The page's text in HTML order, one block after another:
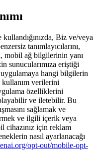
Biz ve/veya
tanımlayıcılarını,
mobil ağ bilgilerinin yanı
sunucularımıza eriştiği
uygulamaya hangi bilgilerin
verilerini
özelliklerini
ve iletebilir. Bu
sağlamak ve
ve ilgili içerik veya
cihazınız için reklam
nasıl ayarlanacağı
opt-out/mobile-opt-